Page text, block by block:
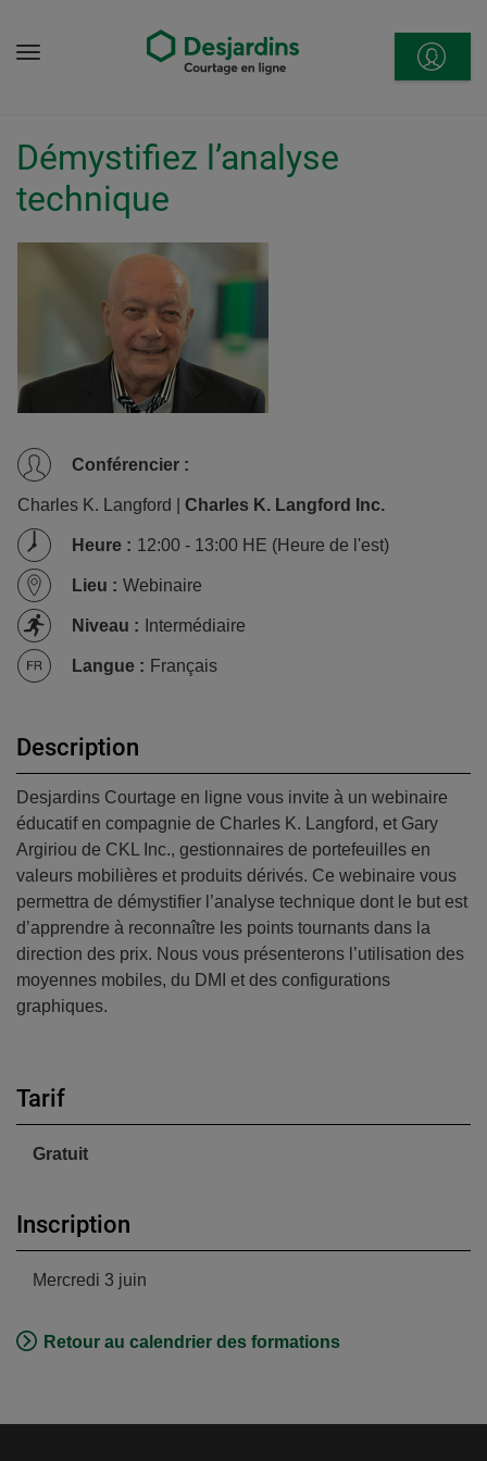
au Menu
Démystifiez l’analyse
technique
Conférencier :
Charles K. Langford | Charles K. Langford Inc.
Heure : 12:00 - 13:00 HE (Heure de l'est)
Lieu : Webinaire
Niveau : Intermédiaire
Langue : Français
Description
Desjardins Courtage en ligne vous invite à un webinaire
éducatif en compagnie de Charles K. Langford, et Gary
Argiriou de CKL Inc., gestionnaires de portefeuilles en
valeurs mobilières et produits dérivés. Ce webinaire vous
permettra de démystifier l’analyse technique dont le but est
d’apprendre à reconnaître les points tournants dans la
direction des prix. Nous vous présenterons l’utilisation des
moyennes mobiles, du DMI et des configurations
graphiques.
Tarif
Gratuit
Inscription
Mercredi 3 juin
Retour au calendrier des formations